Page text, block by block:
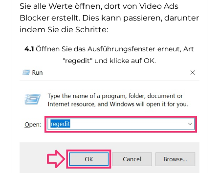
Sie alle Werte öffnen, dort von Video Ads
Blocker erstellt. Dies kann passieren, darunter
indem Sie die Schritte:
4.1 Öffnen Sie das Ausführungsfenster erneut, Art
"regedit" und klicke auf OK.